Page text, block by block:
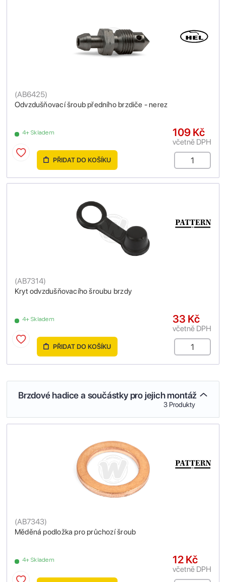
Odvzdušňovací šroub předního brzdiče - nerez
(AB6425)
4+ Skladem 109 Kč
včetně DPH
PŘIDAT DO KOŠÍKU
Kryt odvzdušňovacího šroubu brzdy
(AB7314)
4+ Skladem 33 Kč
včetně DPH
PŘIDAT DO KOŠÍKU
Brzdové hadice a součástky pro jejich montáž
3 Produkty
Měděná podložka pro průchozí šroub
(AB7343)
4+ Skladem 12 Kč
včetně DPH